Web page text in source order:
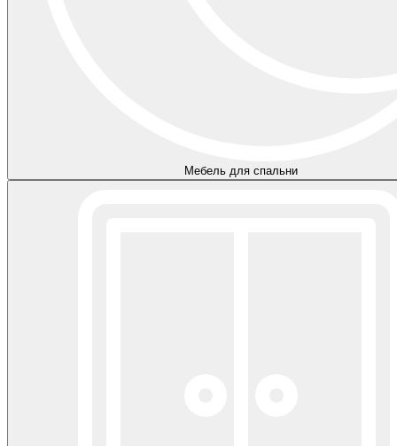
Мебель для спальни